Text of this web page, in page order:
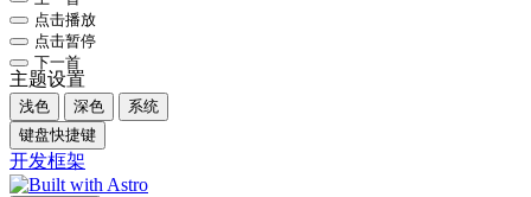
点击播放
点击暂停
下一首
主题设置
浅色 深色
系统
键盘快捷键
开发框架